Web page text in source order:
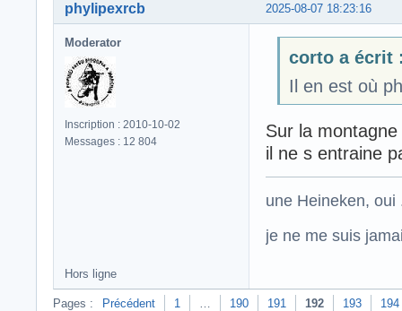
2025-08-07 18:23:16
phylipexrcb
Moderator
Inscription : 2010-10-02
Messages : 12 804
corto a écrit
Il en est où
Sur la
il ne s entraine
une Heineken,
je ne me suis
Hors ligne
Pages : Précédent 1 190 191 192 193 194